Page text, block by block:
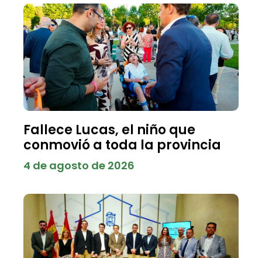
Fallece Lucas, el niño que
conmovió a toda la provincia
4 de agosto de 2026